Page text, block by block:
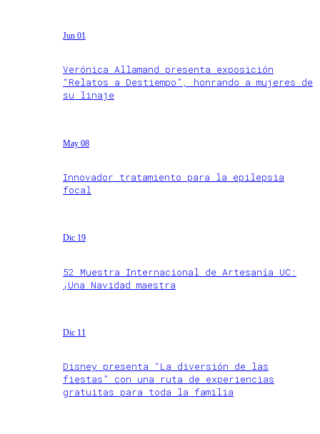
Jun 01
Verónica Allamand presenta exposición
“Relatos a Destiempo”, honrando a mujeres de
su linaje
May 08
Innovador tratamiento para la epilepsia
focal
Dic 19
52 Muestra Internacional de Artesanía UC:
¡Una Navidad maestra
Dic 11
Disney presenta “La diversión de las
fiestas” con una ruta de experiencias
gratuitas para toda la familia